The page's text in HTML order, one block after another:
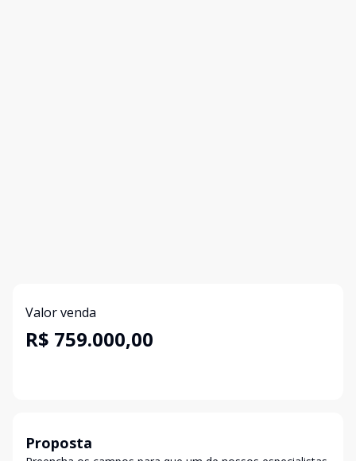
Valor venda
R$ 759.000,00
Proposta